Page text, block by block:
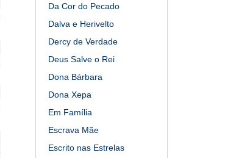
Da Cor do Pecado
Dalva e Herivelto
Dercy de Verdade
Deus Salve o Rei
Dona Bárbara
Dona Xepa
Em Família
Escrava Mãe
Escrito nas Estrelas